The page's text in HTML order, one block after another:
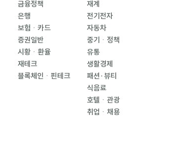
금융정책
은행
보험ㆍ카드
증권일반
시황ㆍ환율
재테크
블록체인ㆍ핀테크
재계
전기전자
자동차
중기ㆍ정책
유통
생활경제
패션·뷰티
식음료
호텔ㆍ관광
취업ㆍ채용